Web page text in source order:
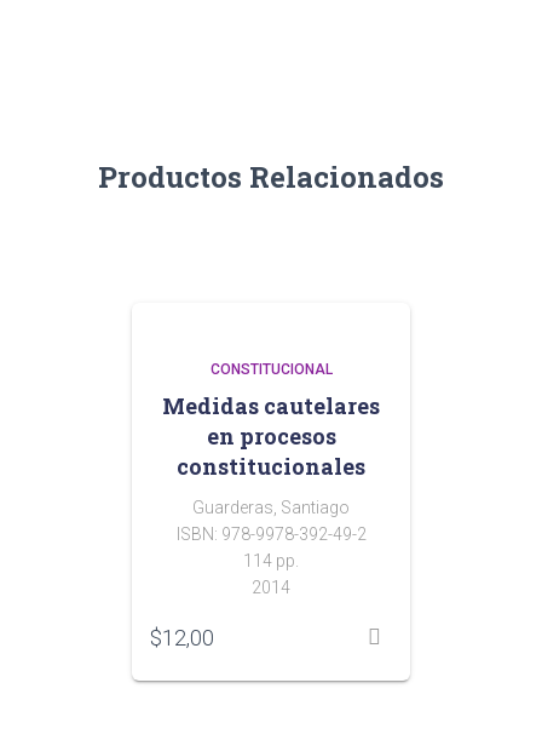
Productos Relacionados
CONSTITUCIONAL
Medidas cautelares
en procesos
constitucionales
Guarderas, Santiago
ISBN: 978-9978-392-49-2
114 pp.
2014
$12,00